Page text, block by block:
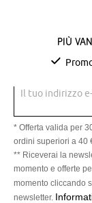
Più
Il tuo indirizzo
* Offerta valida per
ordini superiori a 40
** Riceverai la
momento e offerte
momento cliccando
newsletter.